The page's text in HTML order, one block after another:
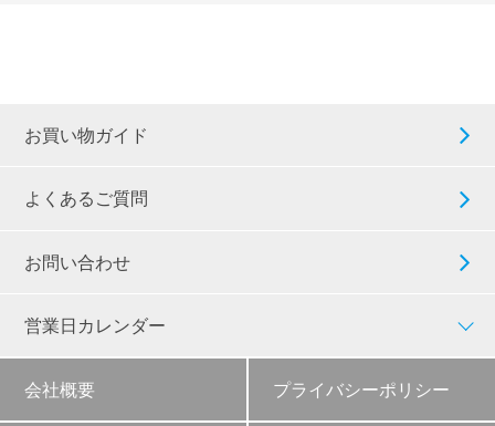
お買い物ガイド
よくあるご質問
お問い合わせ
営業日カレンダー
会社概要 プライバシーポリシー